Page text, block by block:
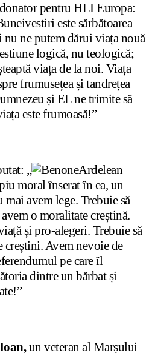
pentru HLI Europa:
este sărbătoarea
ne putem dărui viața nouă
logică, nu teologică;
viața de la noi. Viața
frumusețea și tandrețea
și EL ne trimite să
este frumoasă!”
„
moral înserat în ea, un
avem lege. Trebuie să
o moralitate creștină.
și pro-alegeri. Trebuie să
creștini. Avem nevoie de
pe care îl
dintre un bărbat și
un veteran al Marșului